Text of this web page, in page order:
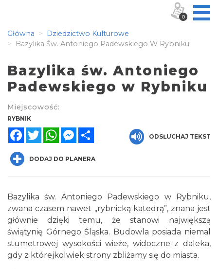
Główna
Dziedzictwo Kulturowe
Bazylika Św. Antoniego Padewskiego W Rybniku
Bazylika św. Antoniego
Padewskiego w Rybniku
Miejscowość:
RYBNIK
FacebookTwitterWhatsAppMessenger
ODSŁUCHAJ TEKST
DODAJ DO PLANERA
Bazylika św. Antoniego Padewskiego w Rybniku,
zwana czasem nawet „rybnicką katedrą”, znana jest
głównie dzięki temu, że stanowi największą
świątynię Górnego Śląska. Budowla posiada niemal
stumetrowej wysokości wieże, widoczne z daleka,
gdy z którejkolwiek strony zbliżamy się do miasta.
0